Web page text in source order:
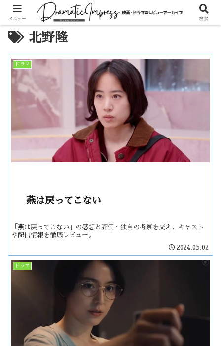
北野隆
ドラマ
燕は戻ってこない
「燕は戻ってこない」の感想と評価・独自の考察を交え、キャスト
や配信情報を徹底レビュー。
2024.05.02
ドラマ
メニュー 検索